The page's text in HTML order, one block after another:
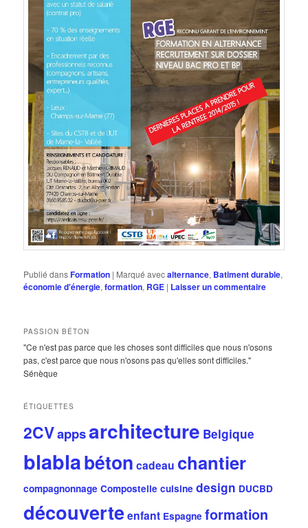
Publié dansFormation | Marqué avecalternance, Batiment durable,
économie d'énergie,formation, RGE | Laisser un commentaire
PASSION BÉTON
"Ce n'est pas parce que les choses sont difficiles que nous n'osons
pas, c'est parce que nous n'osons pas qu'elles sont difficiles."
Sénèque
ÉTIQUETTES
2CVappsarchitecture Belgique
blablabéton cadeau chantier
compagnonnage Compostelle cuisine design DUCBD
découverteenfant Espagne formation